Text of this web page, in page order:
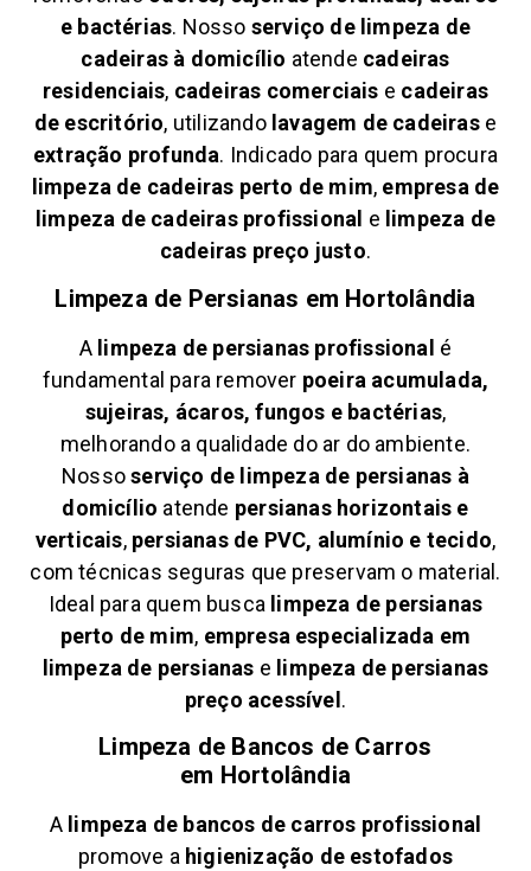
e bactérias. Nosso serviço de limpeza de
cadeiras à domicílio atende cadeiras
residenciais, cadeiras comerciais e cadeiras
de escritório, utilizando lavagem de cadeirase
extração profunda. Indicado para quem procura
limpeza de cadeiras perto de mim, empresa de
limpeza de cadeiras profissional e limpeza de
cadeiras preço justo.
Limpeza de Persianas em Hortolândia
A limpeza de persianas profissional é
fundamental para remover poeira acumulada,
sujeiras, ácaros, fungos e bactérias,
melhorando a qualidade do ar do ambiente.
Nossoserviço de limpeza de persianas à
domicílio atende persianas horizontais e
verticais, persianas de PVC, alumínio e tecido,
com técnicas seguras que preservam o material.
Ideal para quem busca limpeza de persianas
perto de mim, empresa especializada em
limpeza de persianas e limpeza de persianas
preço acessível.
Limpeza de Bancos de Carros
em Hortolândia
A limpeza de bancos de carros profissional
promove a higienização de estofados